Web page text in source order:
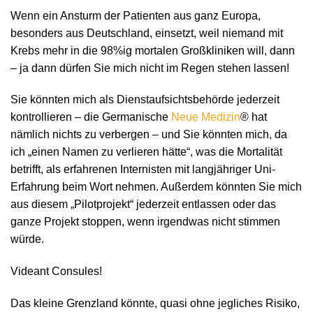
Wenn ein Ansturm der Patienten aus ganz Europa,
besonders aus Deutschland, einsetzt, weil niemand mit
Krebs mehr in die 98%ig mortalen Großkliniken will, dann
– ja dann dürfen Sie mich nicht im Regen stehen lassen!
Sie könnten mich als Dienstaufsichtsbehörde jederzeit
kontrollieren – die Germanische Neue Medizin® hat
nämlich nichts zu verbergen – und Sie könnten mich, da
ich „einen Namen zu verlieren hätte“, was die Mortalität
betrifft, als erfahrenen Internisten mit langjähriger Uni-
Erfahrung beim Wort nehmen. Außerdem könnten Sie mich
aus diesem „Pilotprojekt“ jederzeit entlassen oder das
ganze Projekt stoppen, wenn irgendwas nicht stimmen
würde.
Videant Consules!
Das kleine Grenzland könnte, quasi ohne jegliches Risiko,